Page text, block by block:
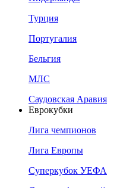
Турция
Португалия
Бельгия
МЛС
Саудовская Аравия
Еврокубки
Лига чемпионов
Лига Европы
Суперкубок УЕФА